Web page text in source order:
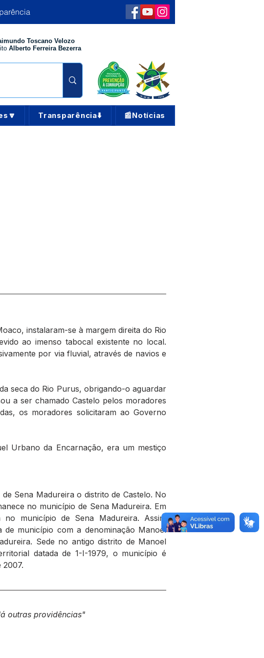
Toscano Velozo
Alberto Ferreira Bezerra
Transparência⬇️ 📰Notícias
instalaram-se à margem direita do Rio
ao imenso tabocal existente no local.
por via fluvial, através de navios e
seca do Rio Purus, obrigando-o aguardar
a ser chamado Castelo pelos moradores
os moradores solicitaram ao Governo
Urbano da Encarnação, era um mestiço
Sena Madureira o distrito de Castelo. No
no município de Sena Madureira. Em
município de Sena Madureira. Assim
de município com a denominação Manoel
Sede no antigo distrito de Manoel
datada de 1-I-1979, o município é
2007.
outras providências"